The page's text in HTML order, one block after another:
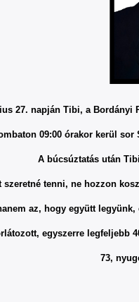
27. napján Tibi, a
09:00 órakor kerül
A búcsúztatás után
szeretné tenni, ne hozzon
az, hogy együtt
egyszerre legfeljebb
73,